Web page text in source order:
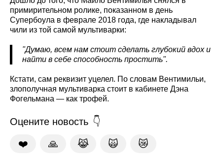
примирительном ролике, показанном в день
Супербоула в феврале 2018 года, где накладывал
чили из той самой мультиварки:
"Думаю, всем нам стоит сделать глубокий вдох и
найти в себе способность простить".
Кстати, сам реквизит уцелел. По словам Вентимильи,
злополучная мультиварка стоит в кабинете Дэна
Фогельмана — как трофей.
Оцените новость
❤️ 🙏 😹 🙀 😿